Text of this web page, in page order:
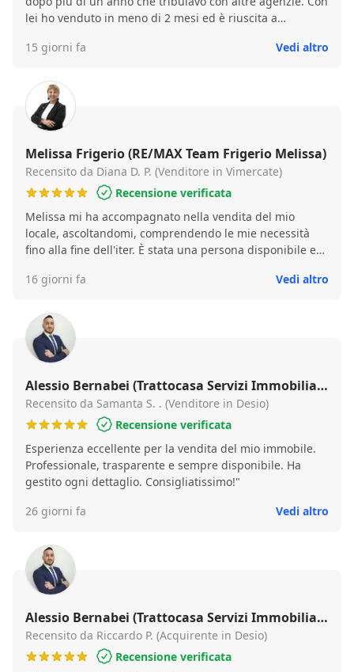
lei ho venduto in meno di 2 mesi ed è riuscita a
15 giorni fa
Vedi altro
Melissa Frigerio (RE/MAX Team Frigerio Melissa)
Recensito da Diana D. P. (Venditore in Vimercate)
Recensione verificata
Melissa mi ha accompagnato nella vendita del mio
locale, ascoltandomi, comprendendo le mie necessità
fino alla fine dell'iter. È stata una persona disponibile e
Davvero bravissima!!!
16 giorni fa Vedi altro
Alessio Bernabei (Trattocasa Servizi Immobiliari
- Cusano Milanino)
Recensito da Samanta S. . (Venditore in Desio)
Recensione verificata
Esperienza eccellente per la vendita del mio immobile.
Professionale, trasparente e sempre disponibile. Ha
gestito ogni dettaglio. Consigliatissimo!"
26 giorni fa
Vedi altro
Alessio Bernabei (Trattocasa Servizi Immobiliari
- Cusano Milanino)
Recensito da Riccardo P. (Acquirente in Desio)
Recensione verificata